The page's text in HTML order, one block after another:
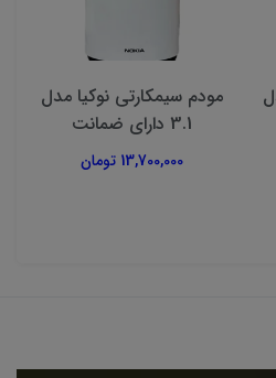
مودم سیمکارتی نوکیا مدل
3.1 دارای ضمانت
13,700,000 تومان